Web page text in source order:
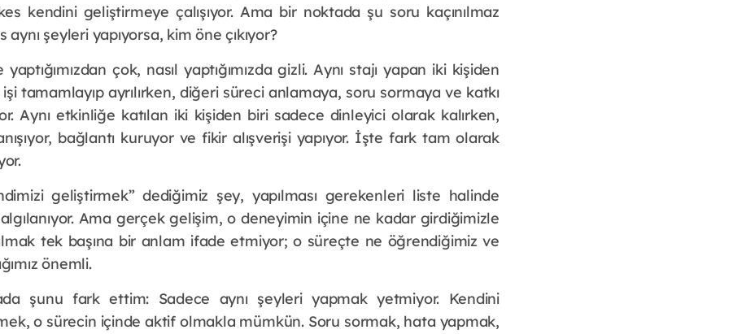
kendini geliştirmeye çalışıyor. Ama bir noktada şu soru kaçınılmaz
şeyleri yapıyorsa, kim öne çıkıyor?
çok, nasıl yaptığımızda gizli. Aynı stajı yapan iki kişiden
tamamlayıp ayrılırken, diğeri süreci anlamaya, soru sormaya ve katkı
Aynı etkinliğe katılan iki kişiden biri sadece dinleyici olarak kalırken,
bağlantı kuruyor ve fikir alışverişi yapıyor. İşte fark tam olarak
geliştirmek” dediğimiz şey, yapılması gerekenleri liste halinde
Ama gerçek gelişim, o deneyimin içine ne kadar girdiğimizle
tek başına bir anlam ifade etmiyor; o süreçte ne öğrendiğimiz ve
önemli.
şunu fark ettim: Sadece aynı şeyleri yapmak yetmiyor. Kendini
o sürecin içinde aktif olmakla mümkün. Soru sormak, hata yapmak,